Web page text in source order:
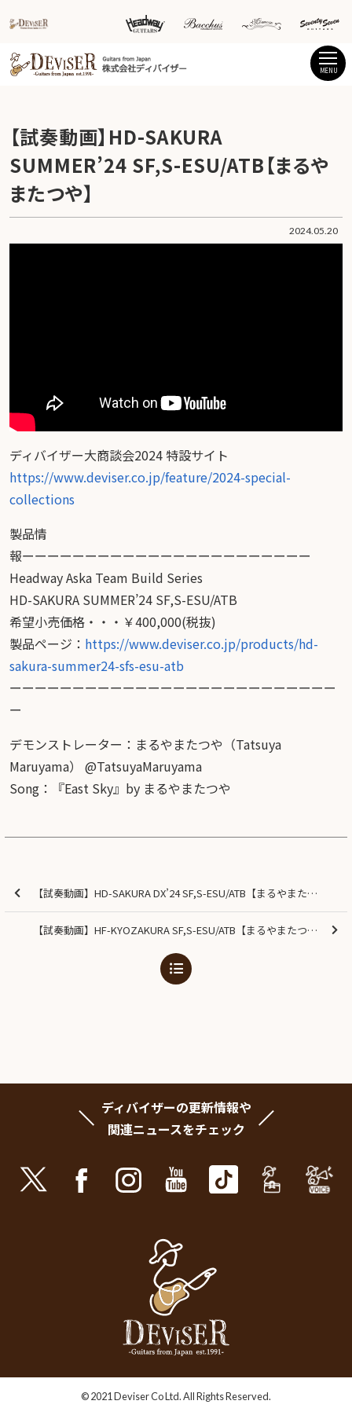
MENU
2024.05.20
【試奏動画】HD-SAKURA
SUMMER’24 SF,S-ESU/ATB【まるや
またつや】
ディバイザー大商談会2024 特設サイト
https://www.deviser.co.jp/feature/2024-special-
collections
製品情
報ーーーーーーーーーーーーーーーーーーーーーーー
Headway Aska Team Build Series
HD-SAKURA SUMMER’24 SF,S-ESU/ATB
希望小売価格・・・￥400,000(税抜)
製品ページ： https://www.deviser.co.jp/products/hd-
sakura-summer24-sfs-esu-atb
ーーーーーーーーーーーーーーーーーーーーーーーーーー
ー
デモンストレーター：まるやまたつや（Tatsuya
Maruyama） @TatsuyaMaruyama
Song：『East Sky』by まるやまたつや
【試奏動画】HD-SAKURA DX’24 SF,S-ESU/ATB【まるやまたつや】
【試奏動画】HF-KYOZAKURA SF,S-ESU/ATB【まるやまたつや】
ディバイザーの更新情報や
関連ニュースをチェック
© 2021 Deviser Co Ltd. All Rights Reserved.